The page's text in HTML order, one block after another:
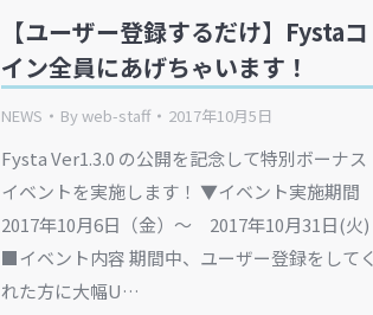
【ユーザー登録するだけ】Fystaコ
イン全員にあげちゃいます！
NEWS Byweb-staff 2017年10月5日
Fysta Ver1.3.0 の公開を記念して特別ボーナス
イベントを実施します！ ▼イベント実施期間
2017年10月6日（金）～ 2017年10月31日(火)
■イベント内容 期間中、ユーザー登録をしてく
れた方に大幅U…